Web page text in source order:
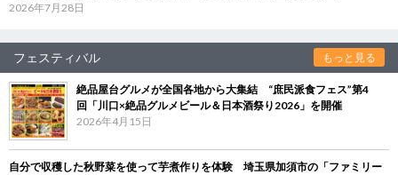
2026年7月28日
フェスティバル もっと見る
絶品屋台グルメが全国各地から大集結 “庶民派食フェス”第4
回「川口×絶品グルメビール＆日本酒祭り2026」を開催
2026年4月15日
自分で収穫した秋野菜を使って芋煮作りを体験 埼玉県加須市の「ファミリー